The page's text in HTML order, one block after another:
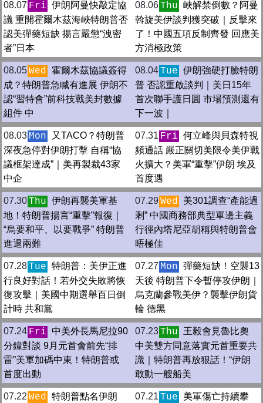
08.07 Fri 伊朗阿曼快敲定協
議 重開霍爾木茲海峽特朗普否
認美彈藥短缺 揚言嚴懲“洩密
者”日本
08.06Thu 峽解禁倒數？阿曼
斡旋美伊談判獲突破｜反擊來
了！中國五項反制齊發 回應美
方消極政策
08.05Wed 霍爾木茲協議簽得
成？特朗普急喊有進展 伊朗不
認“習特會”前科技戰美封數據
組件 中
08.04Tue 伊朗強硬打臉特朗
普 否認重啟談判｜美日15年
首次聯手護日圓 市場預測還有
下一波｜
08.03 Mon
又TACO？特朗普
深夜急停對伊朗打擊 自稱“協
議框架達成”｜美再製裁43家
中企
07.31 Fri 何立峰與貝森特視
頻通話 嚴正關切美限令美伊戰
火擴大？美軍“重擊”伊朗 埃及
首度遇
07.30Thu 伊朗再襲美軍基
地！特朗普揚言“重擊”報復｜
“烏要和平、以要戰爭” 特朗普
進退兩難
07.29Wed
美301調查“產能過
剩” 中國商務部典型單邊主義
行徑內塔尼亞胡稱與特朗普會
晤極佳
07.28Tue 特朗普：美伊正進
行良好對話！若外交失敗將恢
復攻擊｜美國中期選舉百日倒
計時 共和黨
07.27 Mon 彈藥短缺！空襲13
天後 特朗普下令暫停攻伊朗｜
烏克蘭參戰美伊？襲擊伊朗貨
輪 德黑
07.24 Fri 中美外長馬尼拉90
分鐘對談 9月元首會前先“排
雷”美軍加碼中東！特朗普或
首度出動
07.23Thu
王毅會見魯比奧
中美雙方同意落實元首重要共
識｜特朗普再放狠話！“伊朗
敢動一艘船美
07.22 Wed 特朗普點名伊朗
07.21 Tue
美軍傷亡持續攀